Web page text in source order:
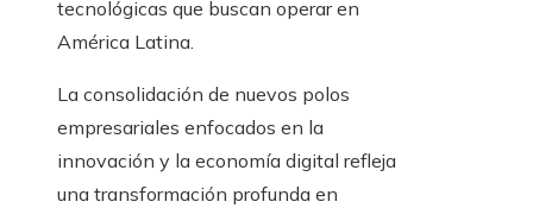
tecnológicas que buscan operar en
América Latina.
La consolidación de nuevos polos
empresariales enfocados en la
innovación y la economía digital refleja
una transformación profunda en